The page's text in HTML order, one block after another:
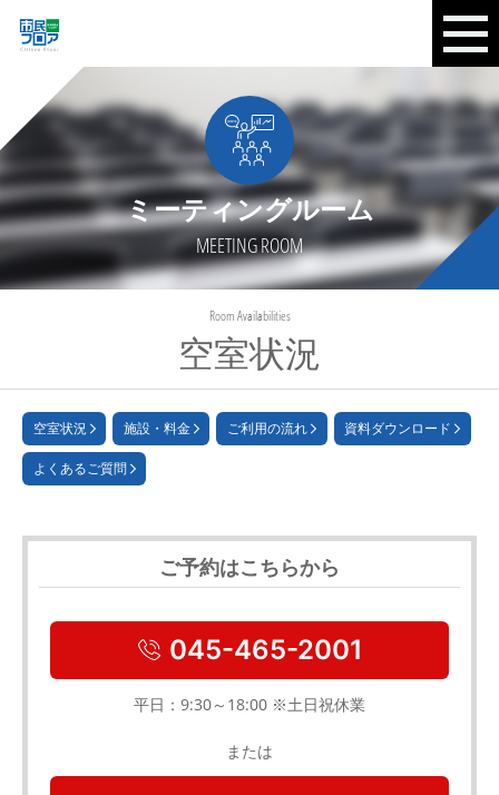
ミーティングルーム
MEETING ROOM
空室状況
Room Availabilities
空室状況 施設・料金 ご利用の流れ 資料ダウンロード
よくあるご質問
ご予約はこちらから
045-465-2001
平日：9:30～18:00 ※土日祝休業
または